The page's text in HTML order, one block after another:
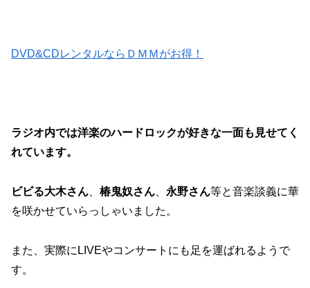
DVD&CDレンタルならＤＭＭがお得！
ラジオ内では洋楽のハードロックが好きな一面も見せてく
れています。
ビビる大木さん 椿鬼奴さん 永野さん等と音楽談義に華
を咲かせていらっしゃいました。
また、実際にLIVEやコンサートにも足を運ばれるようで
す。